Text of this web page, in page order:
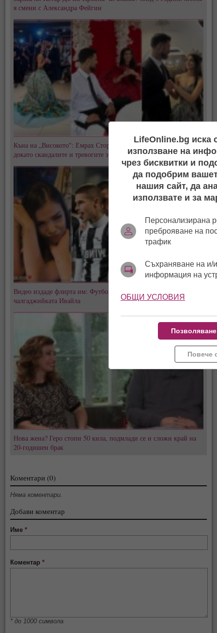
я смени с Александра Фейгин
Къна на „Високото": Емрах Стораро и Айлян преди сватбата,
докато скандалите и тревогите за Тони не стихват
Видео издаде флирта им: Футболист на "Локо" (Пд) заби
чалгаджийката Ивайла
Нова жена? Геро стопи 50 кила, подмлади се и сложи край на
20-годишен брак
Коментари (0)
Няма коментари.
Добави коментар
Име*
Коментар*
* до 1000 символа
LifeOnline.bg иска
използване на
чрез бисквитки и
да подобрим
нашия сайт, да
използвате и за
Персонализирана
преброяване на
трафик
Съхраняване на и/
информация на
ОБЩИ УСЛОВИЯ
Повече